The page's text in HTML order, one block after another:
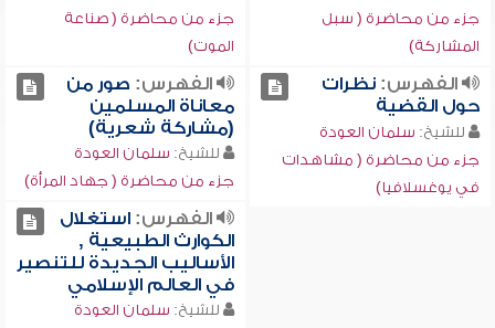
جزء من محاضرة ( سبل
المشاركة)
جزء من محاضرة ( صناعة
الموت)
الفهرس:نظرات
حول القضية
للشيخ: سلمان العودة
جزء من محاضرة ( مشاهدات
في يوغسلافيا)
الفهرس: صور من
معاناة المسلمين
(مشاركة شعرية)
للشيخ: سلمان العودة
جزء من محاضرة ( جهاد المرأة)
الفهرس:استغلال
الكوارث الطبيعية ,
الأساليب الجديدة للتنصير
في العالم الإسلامي
للشيخ: سلمان العودة